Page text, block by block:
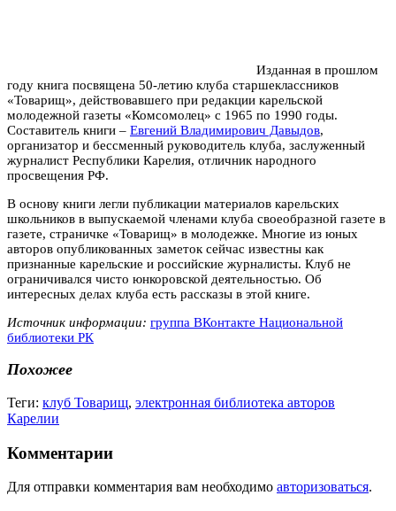
Изданная в прошлом
году книга посвящена 50-летию клуба старшеклассников
«Товарищ», действовавшего при редакции карельской
молодежной газеты «Комсомолец» с 1965 по 1990 годы.
Составитель книги – Евгений Владимирович Давыдов,
организатор и бессменный руководитель клуба, заслуженный
журналист Республики Карелия, отличник народного
просвещения РФ.
В основу книги легли публикации материалов карельских
школьников в выпускаемой членами клуба своеобразной газете в
газете, страничке «Товарищ» в молодежке. Многие из юных
авторов опубликованных заметок сейчас известны как
признанные карельские и российские журналисты. Клуб не
ограничивался чисто юнкоровской деятельностью. Об
интересных делах клуба есть рассказы в этой книге.
Источник информации: группа ВКонтакте Национальной
библиотеки РК
Похожее
Теги: клуб Товарищ, электронная библиотека авторов
Карелии
Комментарии
Для отправки комментария вам необходимо авторизоваться.